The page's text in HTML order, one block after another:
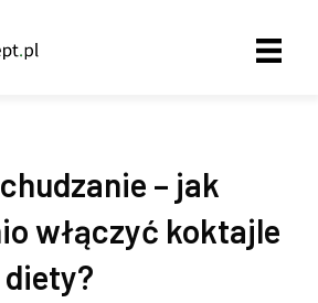
– jak
włączyć koktajle